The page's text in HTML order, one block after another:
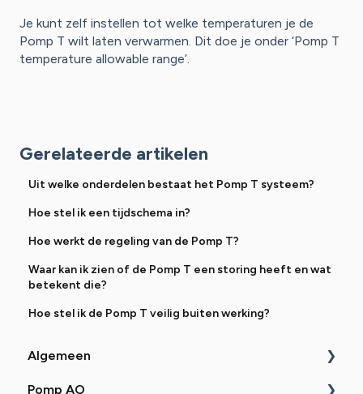
Je kunt zelf instellen tot welke temperaturen je de
Pomp T wilt laten verwarmen. Dit doe je onder ‘Pomp T
temperature allowable range’.
Gerelateerde artikelen
Uit welke onderdelen bestaat het Pomp T systeem?
Hoe stel ik een tijdschema in?
Hoe werkt de regeling van de Pomp T?
Waar kan ik zien of de Pomp T een storing heeft en wat
betekent die?
Hoe stel ik de Pomp T veilig buiten werking?
Algemeen
Uitleg
Pomp AO